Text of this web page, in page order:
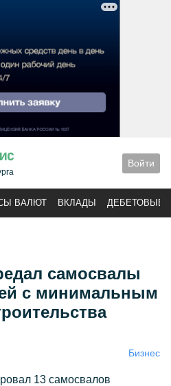
Войти
ВАЛЮТ ВКЛАДЫ ДЕБЕТОВЫЕ
самосвалы
с минимальным
Бизнес
13 самосвалов